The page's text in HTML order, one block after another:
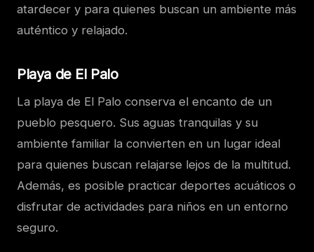
atardecer y para quienes buscan un ambiente más
auténtico y relajado.
Playa de El Palo
La playa de El Palo conserva el encanto de un
pueblo pesquero. Sus aguas tranquilas y su
ambiente familiar la convierten en un lugar ideal
para quienes buscan relajarse lejos de la multitud.
Además, es posible practicar deportes acuáticos o
disfrutar de actividades para niños en un entorno
seguro.